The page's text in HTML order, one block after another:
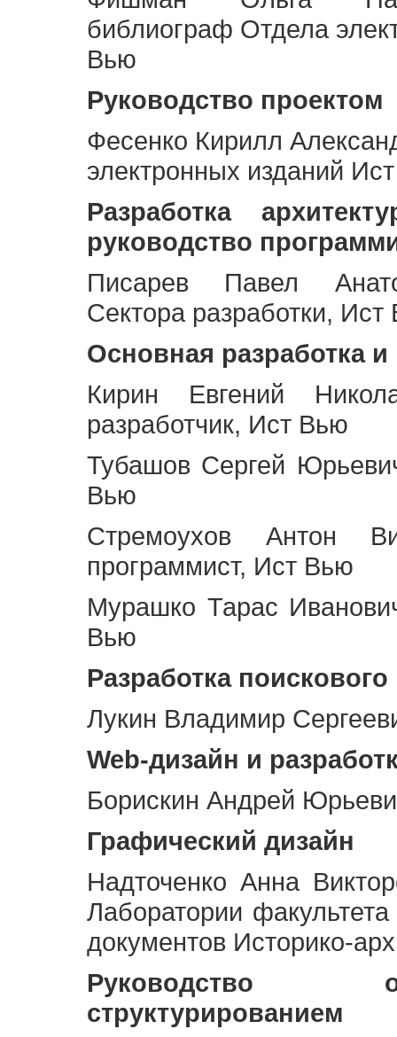
библиограф Отдела
Вью
Руководство проектом
Фесенко Кирилл
электронных изданий
Разработка
руководство
Писарев Павел
Сектора разработки,
Основная разработка
Кирин Евгений
разработчик, Ист Вью
Тубашов Сергей
Вью
Стремоухов Антон
программист, Ист Вью
Мурашко Тарас
Вью
Разработка
Лукин Владимир
Web-дизайн и
Борискин Андрей
Графический дизайн
Надточенко Анна
Лаборатории
документов Историко-
Руководство
структурированием